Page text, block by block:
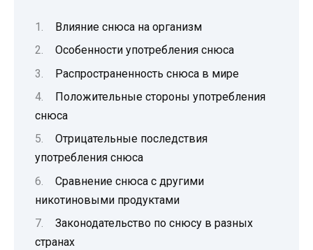
Влияние снюса на организм
Особенности употребления снюса
Распространенность снюса в мире
Положительные стороны употребления
снюса
Отрицательные последствия
употребления снюса
Сравнение снюса с другими
никотиновыми продуктами
Законодательство по снюсу в разных
странах